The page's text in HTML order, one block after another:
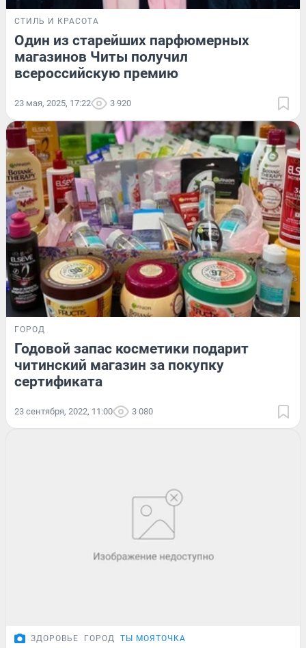
СТИЛЬ И КРАСОТА
Один из старейших парфюмерных
магазинов Читы получил
всероссийскую премию
23 мая, 2025, 17:22 3 920
ГОРОД
Годовой запас косметики подарит
читинский магазин за покупку
сертификата
23 сентября, 2022, 11:00 3 080
ЗДОРОВЬЕ ГОРОД ТЫ МОЯТОЧКА